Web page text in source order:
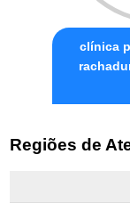
clínica
Regiões de